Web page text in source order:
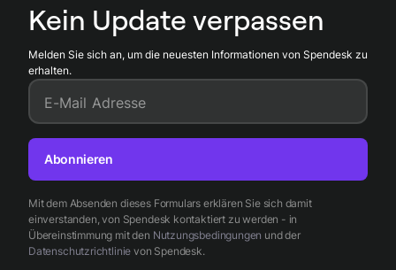
Kein Update verpassen
Melden Sie sich an, um die neuesten Informationen von Spendesk zu
erhalten.
E-Mail Adresse
Mit dem Absenden dieses Formulars erklären Sie sich damit
einverstanden, von Spendesk kontaktiert zu werden - in
Übereinstimmung mit den Nutzungsbedingungen und der
Datenschutzrichtlinie von Spendesk.
Abonnieren